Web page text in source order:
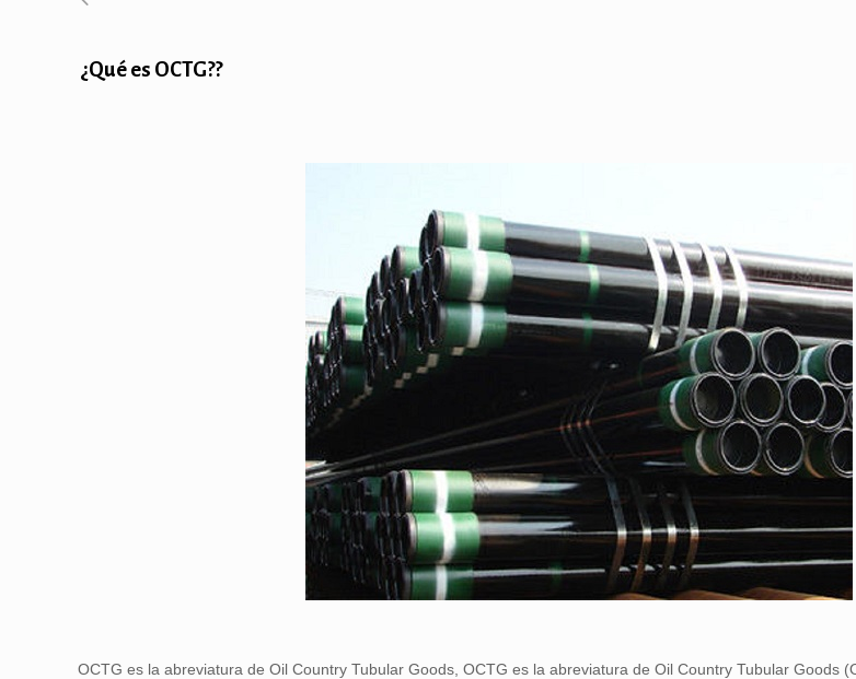
¿Qué es OCTG??
OCTG es la abreviatura de Oil Country Tubular Goods, OCTG es la abreviatura de Oil Country Tubular Goods